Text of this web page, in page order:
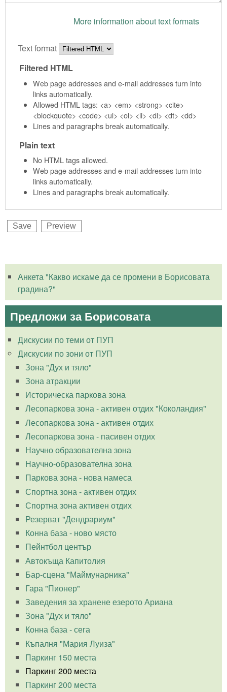
More information about text formats
Text format
Filtered HTML
Web page addresses and e-mail addresses turn into
links automatically.
Allowed HTML tags: <a> <em> <strong> <cite>
<blockquote> <code> <ul> <ol> <li> <dl> <dt> <dd>
Lines and paragraphs break automatically.
Plain text
No HTML tags allowed.
Web page addresses and e-mail addresses turn into
links automatically.
Lines and paragraphs break automatically.
Анкета "Какво искаме да се промени в Борисовата
градина?"
Предложи за Борисовата
Дискусии по теми от ПУП
Дискусии по зони от ПУП
Зона "Дух и тяло"
Зона атракции
Историческа паркова зона
Лесопаркова зона - активен отдих "Коколандия"
Лесопаркова зона - активен отдих
Лесопаркова зона - пасивен отдих
Научно образователна зона
Научно-образователна зона
Паркова зона - нова намеса
Спортна зона - активен отдих
Спортна зона активен отдих
Резерват "Дендрариум"
Конна база - ново място
Пейнтбол център
Автокъща Капитолия
Бар-сцена "Маймунарника"
Гара "Пионер"
Заведения за хранене езерото Ариана
Зона "Дух и тяло"
Конна база - сега
Къпалня "Мария Луиза"
Паркинг 150 места
Паркинг 200 места
Паркинг 200 места